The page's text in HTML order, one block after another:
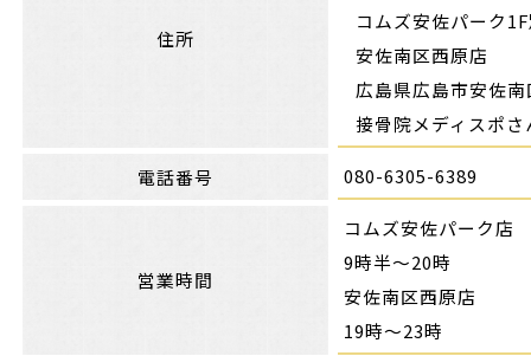
住所
コムズ安佐パーク
安佐南区西原店
広島県広島市安佐
接骨院メディスポさ
電話番号 080-6305-6389
営業時間
コムズ安佐パーク店
9時半～20時
安佐南区西原店
19時～23時